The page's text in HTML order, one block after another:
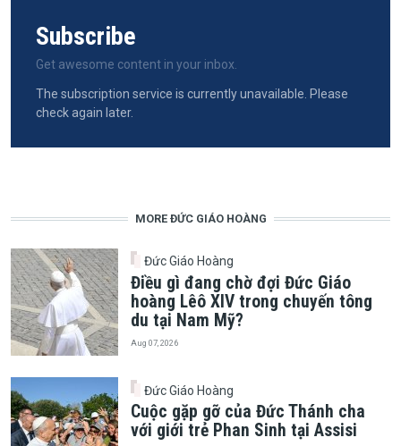
Subscribe
Get awesome content in your inbox.
The subscription service is currently unavailable. Please
check again later.
MORE ĐỨC GIÁO HOÀNG
Đức Giáo Hoàng
Điều gì đang chờ đợi Đức Giáo
hoàng Lêô XIV trong chuyến tông
du tại Nam Mỹ?
Aug 07, 2026
Đức Giáo Hoàng
Cuộc gặp gỡ của Đức Thánh cha
với giới trẻ Phan Sinh tại Assisi